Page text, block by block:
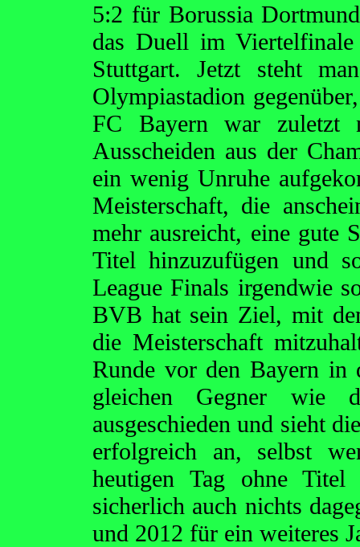
5:2 für Borussia
das Duell im
Stuttgart. Jetzt steht
Olympiastadion
FC Bayern war zuletzt
Ausscheiden aus der
ein wenig Unruhe
Meisterschaft, die
mehr ausreicht, eine gute
Titel hinzuzufügen und
League Finals irgendwie
BVB hat sein Ziel, mit
die Meisterschaft
Runde vor den Bayern in
gleichen Gegner
ausgeschieden und sieht
erfolgreich an, selbst
heutigen Tag ohne
sicherlich auch nichts
und 2012 für ein weiteres